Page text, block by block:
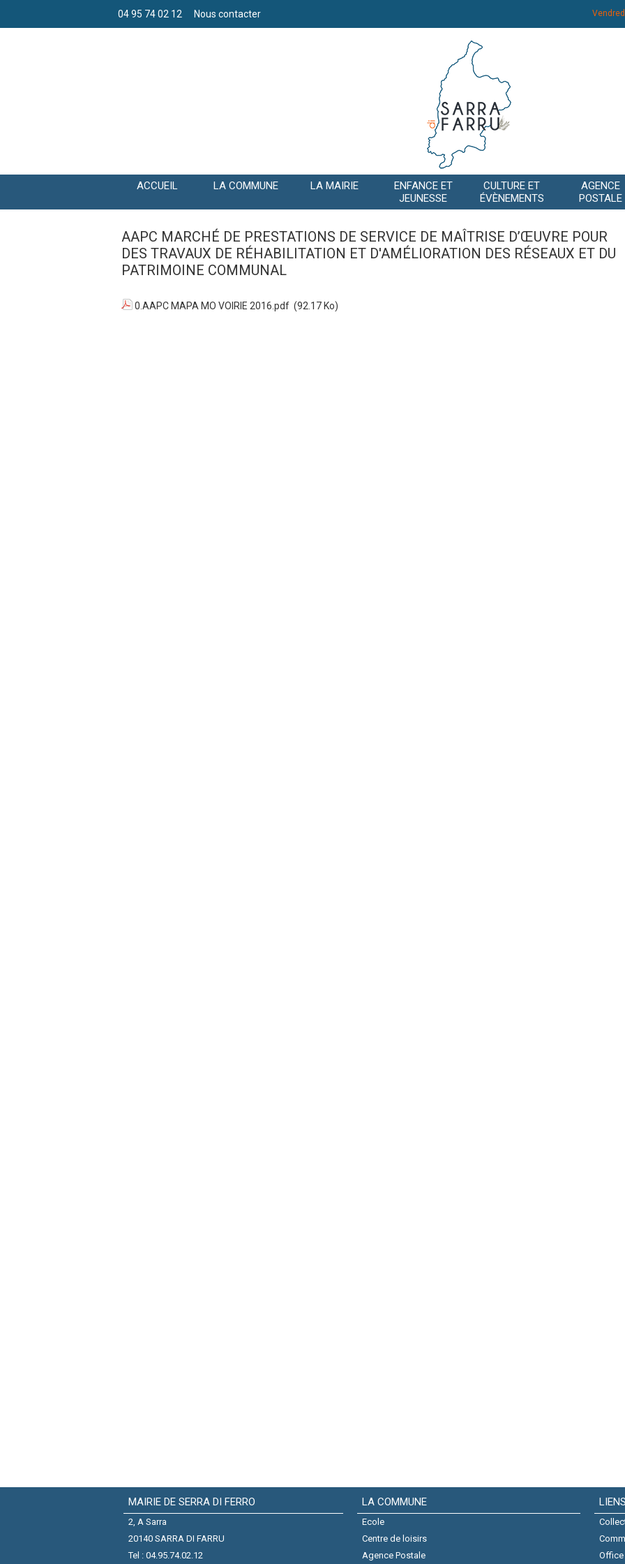
04 95 74 02 12 Nous contacter
ACCUEIL LA COMMUNE LA MAIRIE
ENFANCE ET
JEUNESSE
CULTURE ET
ÉVÈNEMENTS
AGENCE
POSTALE
AAPC MARCHÉ DE PRESTATIONS DE SERVICE DE MAÎTRISE D’ŒUVRE POUR
DES TRAVAUX DE RÉHABILITATION ET D'AMÉLIORATION DES RÉSEAUX ET DU
PATRIMOINE COMMUNAL
0.AAPC MAPA MO VOIRIE 2016.pdf (92.17 Ko)
MAIRIE DE SERRA DI FERRO
2, A Sarra
20140 SARRA DI FARRU
Tel : 04.95.74.02.12
LA COMMUNE
Ecole
Centre de loisirs
Agence Postale
Office